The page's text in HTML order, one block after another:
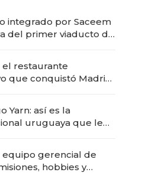
integrado por Saceem
del primer viaducto de
el restaurante
que conquistó Madrid:
y prepara apertura
Yarn: así es la
uruguaya que le
equipo gerencial de
hobbies y